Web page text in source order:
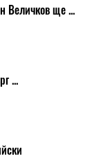
Величков ще ...
...